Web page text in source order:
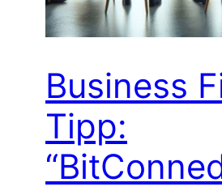
Business
Tipp: